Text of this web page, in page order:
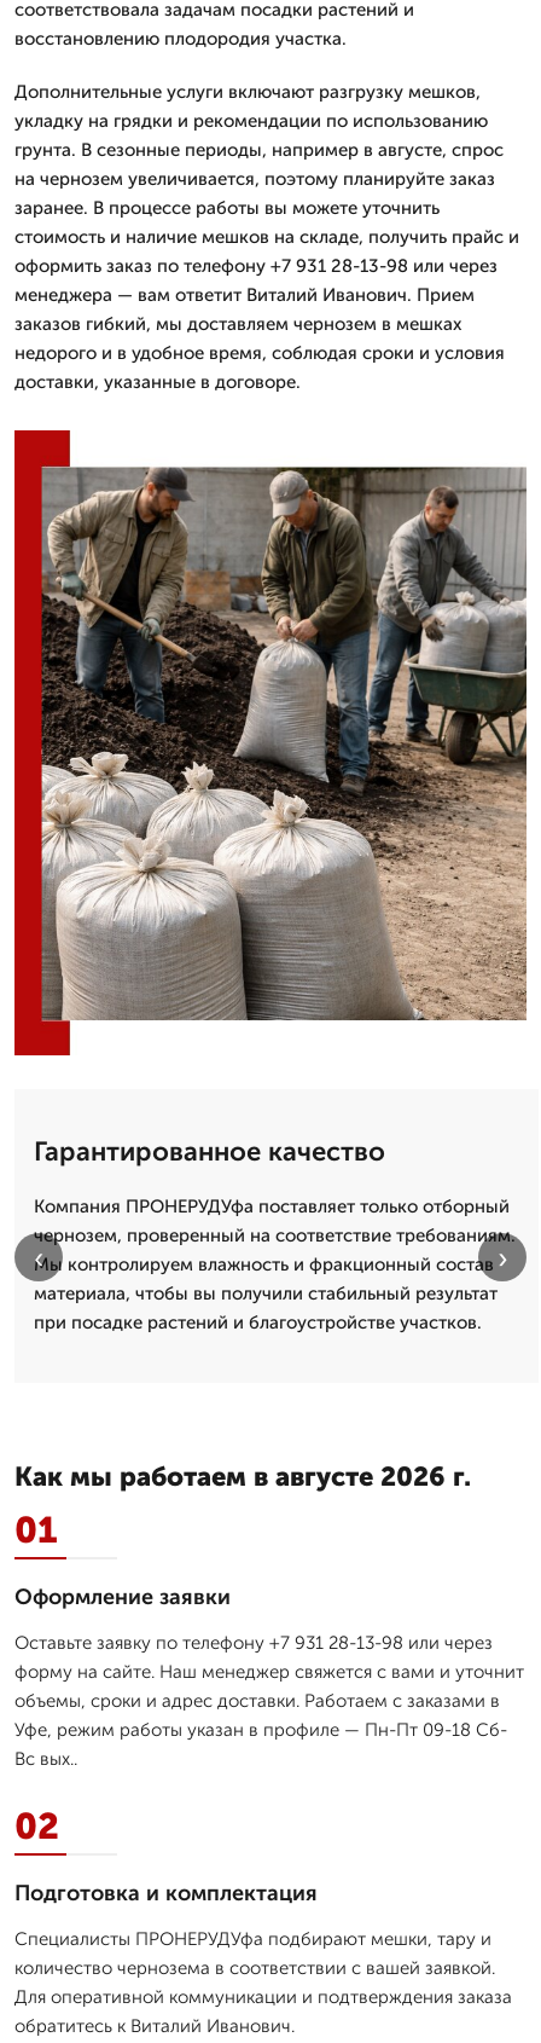
соответствовала задачам посадки растений и
восстановлению плодородия участка.
Дополнительные услуги включают разгрузку мешков,
укладку на грядки и рекомендации по использованию
грунта. В сезонные периоды, например в августе, спрос
на чернозем увеличивается, поэтому планируйте заказ
заранее. В процессе работы вы можете уточнить
стоимость и наличие мешков на складе, получить прайс и
оформить заказ по телефону +7 931 28-13-98 или через
менеджера — вам ответит Виталий Иванович. Прием
заказов гибкий, мы доставляем чернозем в мешках
недорого и в удобное время, соблюдая сроки и условия
доставки, указанные в договоре.
Гарантированное качество
Компания ПРОНЕРУДУфа поставляет только отборный
чернозем, проверенный на соответствие требованиям.
Мы контролируем влажность и фракционный состав
материала, чтобы вы получили стабильный результат
при посадке растений и благоустройстве участков.
‹ ›
Как мы работаем в августе 2026 г.
01
Оформление заявки
Оставьте заявку по телефону +7 931 28-13-98 или через
форму на сайте. Наш менеджер свяжется с вами и уточнит
объемы, сроки и адрес доставки. Работаем с заказами в
Уфе, режим работы указан в профиле — Пн-Пт 09-18 Сб-
Вс вых..
02
Подготовка и комплектация
Специалисты ПРОНЕРУДУфа подбирают мешки, тару и
количество чернозема в соответствии с вашей заявкой.
Для оперативной коммуникации и подтверждения заказа
обратитесь к Виталий Иванович.